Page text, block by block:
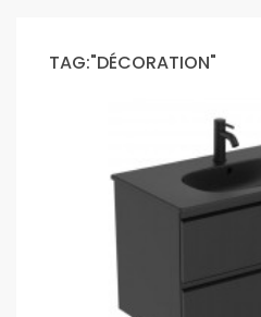
TAG:"DÉCORATION"